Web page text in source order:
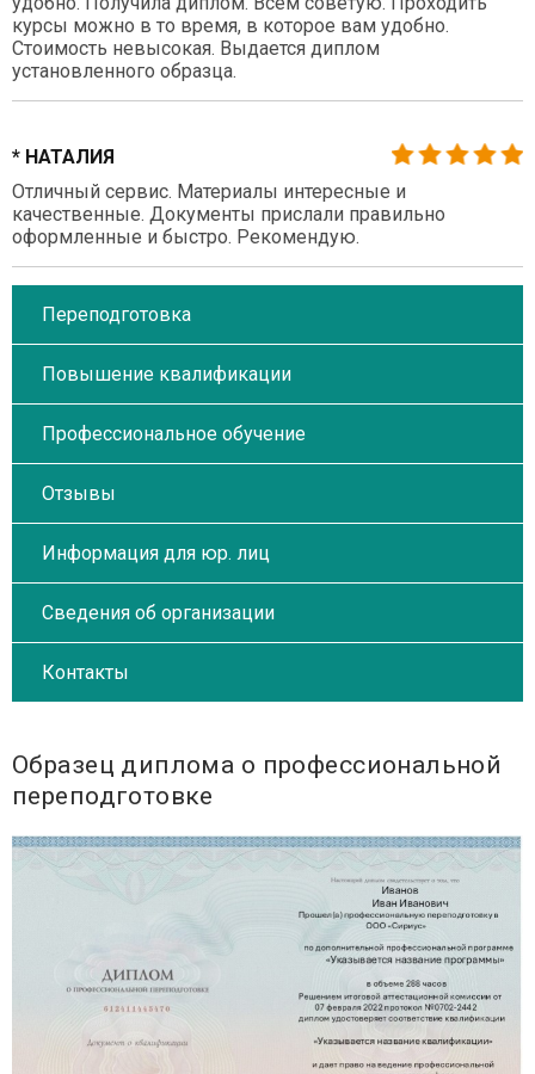
курсы можно в то время, в которое вам удобно.
Стоимость невысокая. Выдается диплом
установленного образца.
* НАТАЛИЯ
Отличный сервис. Материалы интересные и
качественные. Документы прислали правильно
оформленные и быстро. Рекомендую.
Переподготовка
Повышение квалификации
Профессиональное обучение
Отзывы
Информация для юр. лиц
Сведения об организации
Контакты
Образец диплома о профессиональной
переподготовке